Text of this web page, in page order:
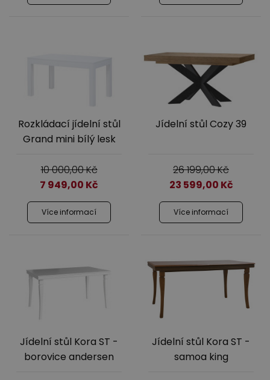
Rozkládací jídelní stůl
Grand mini bílý lesk
10 000,00Kč
7 949,00 Kč
Více informací
Jídelní stůl Cozy 39
26 199,00Kč
23 599,00 Kč
Více informací
Jídelní stůl Kora ST -
borovice andersen
Jídelní stůl Kora ST -
samoa king